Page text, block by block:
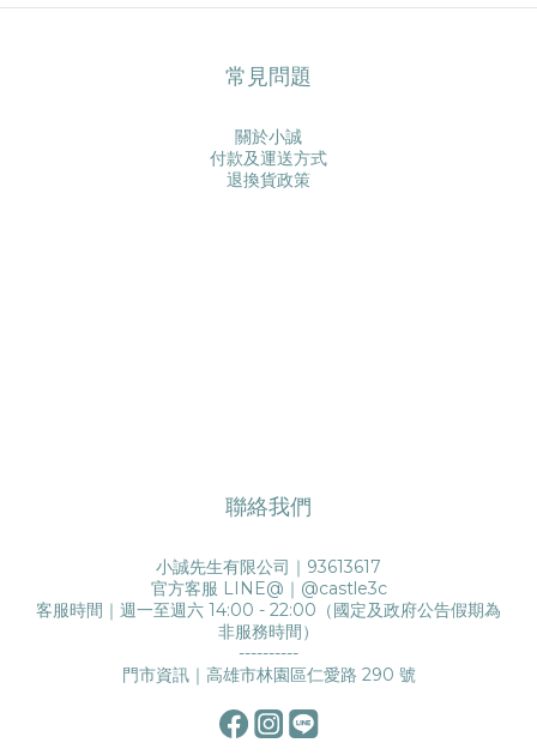
常見問題
關於小誠
付款及運送方式
退換貨政策
聯絡我們
小誠先生有限公司｜93613617
官方客服 LINE@｜ @castle3c
客服時間｜週一至週六 14:00 - 22:00（國定及政府公告假期為
非服務時間）
----------
門市資訊｜高雄市林園區仁愛路 290 號